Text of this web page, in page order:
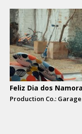
Feliz Dia dos
Production Co.: